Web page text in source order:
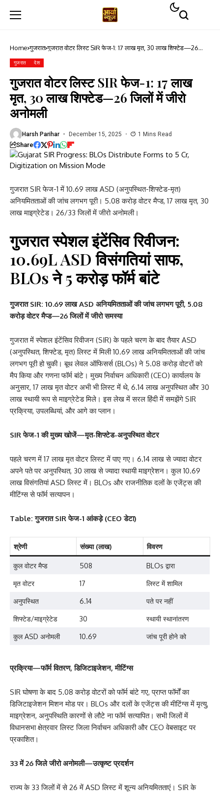
Home गुजरात गुजरात वोटर लिस्ट SIR फेज-1: 17 लाख मृत, 30 लाख शिफ्टेड—26
गुजरात देश
गुजरात वोटर लिस्ट SIR फेज-1: 17 लाख
मृत, 30 लाख शिफ्टेड—26 जिलों में जीरो
अनोमली
Harsh Parihar December 15, 2025 1 Mins Read
Share
गुजरात SIR फेज-1 में 10.69 लाख ASD (अनुपस्थित-शिफ्टेड-मृत)
अनियमितताओं की जांच लगभग पूरी। 5.08 करोड़ वोटर मैप्ड, 17 लाख मृत, 30
लाख माइग्रेटेड। 26/33 जिलों में जीरो अनोमली।
गुजरात स्पेशल इंटेंसिव रिवीजन:
10.69L ASD विसंगतियां साफ,
BLOs ने 5 करोड़ फॉर्म बांटे
गुजरात SIR: 10.69 लाख ASD अनियमितताओं की जांच लगभग पूरी, 5.08
करोड़ वोटर मैप्ड—26 जिलों में जीरो समस्या
गुजरात में स्पेशल इंटेंसिव रिवीजन (SIR) के पहले चरण के बाद तैयार ASD
(अनुपस्थित, शिफ्टेड, मृत) लिस्ट में मिली 10.69 लाख अनियमितताओं की जांच
लगभग पूरी हो चुकी। बूथ लेवल ऑफिसर्स (BLOs) ने 5.08 करोड़ वोटरों को
मैप किया और गणना फॉर्म बांटे। मुख्य निर्वाचन अधिकारी (CEO) कार्यालय के
अनुसार, 17 लाख मृत वोटर अभी भी लिस्ट में थे, 6.14 लाख अनुपस्थित और 30
लाख स्थायी रूप से माइग्रेटेड मिले। इस लेख में सरल हिंदी में समझेंगे SIR
प्रक्रिया, उपलब्धियां, और आगे का प्लान।
SIR फेज-1 की मुख्य खोजें—मृत-शिफ्टेड-अनुपस्थित वोटर
पहले चरण में 17 लाख मृत वोटर लिस्ट में पाए गए। 6.14 लाख से ज्यादा वोटर
अपने पते पर अनुपस्थित, 30 लाख से ज्यादा स्थायी माइग्रेशन। कुल 10.69
लाख विसंगतियां ASD लिस्ट में। BLOs और राजनीतिक दलों के एजेंट्स की
मीटिंग्स से फॉर्म सत्यापन।
Table: गुजरात SIR फेज-1 आंकड़े (CEO डेटा)
श्रेणी संख्या (लाख) विवरण
कुल वोटर मैप्ड 508
BLOs द्वारा
मृत वोटर
17
लिस्ट में शामिल
अनुपस्थित
6.14
पते पर नहीं
शिफ्टेड/माइग्रेटेड
30
स्थायी स्थानांतरण
कुल ASD अनोमली
10.69 जांच पूरी होने को
प्रक्रिया—फॉर्म वितरण, डिजिटाइजेशन, मीटिंग्स
SIR घोषणा के बाद 5.08 करोड़ वोटरों को फॉर्म बांटे गए, प्राप्त फॉर्मों का
डिजिटाइजेशन मिशन मोड पर। BLOs और दलों के एजेंट्स की मीटिंग्स में मृत्यु,
माइग्रेशन, अनुपस्थिति कारणों से लौटे ना फॉर्म सत्यापित। सभी जिलों में
विधानसभा क्षेत्रवार लिस्ट जिला निर्वाचन अधिकारी और CEO वेबसाइट पर
प्रकाशित।
33 में 26 जिले जीरो अनोमली—उत्कृष्ट प्रदर्शन
राज्य के 33 जिलों में से 26 में ASD लिस्ट में शून्य अनियमितताएं। SIR के